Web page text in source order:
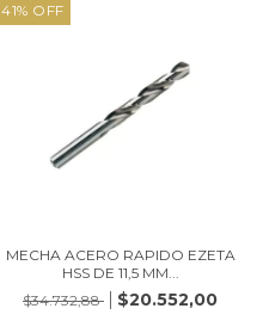
41% OFF
MECHA ACERO RAPIDO EZETA
HSS DE 11,5 MM...
$34.732,88
$20.552,00